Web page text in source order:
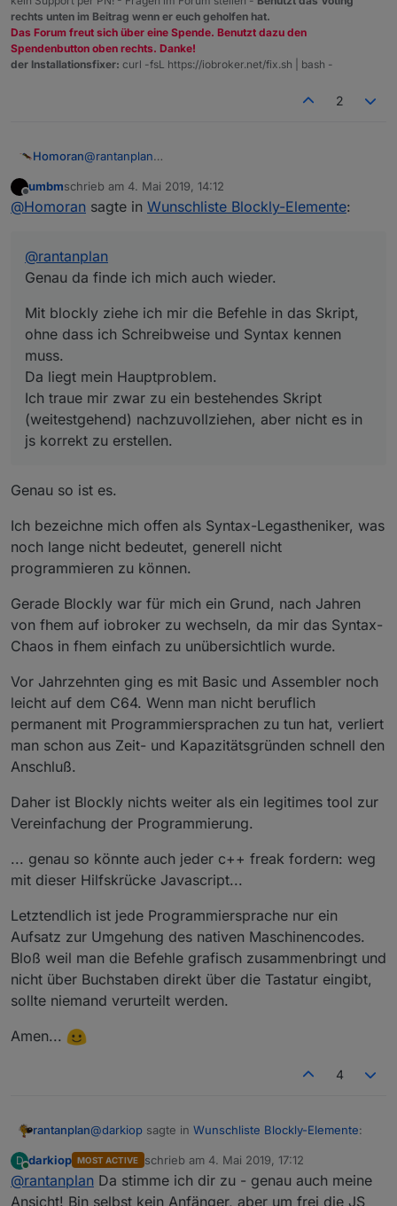
rechts unten im Beitrag wenn er euch geholfen hat.
Das Forum freut sich über eine Spende. Benutzt dazu den
Spendenbutton oben rechts. Danke!
der Installationsfixer: curl -fsL https://iobroker.net/fix.sh | bash -
2
Homoran@rantanplan
Mit blockly ziehe ich mir die Befehle in das Skript,
ohne dass ich Schreibweise und Syntax kennen
Ich traue mir zwar zu ein bestehendes Skript
(weitestgehend) nachzuvollziehen, aber nicht es in
Offline
umbmschrieb am 4. Mai 2019, 14:12
zuletzt editiert von
@Homoran sagte in Wunschliste Blockly-Elemente:
@rantanplan
Genau da finde ich mich auch wieder.
Mit blockly ziehe ich mir die Befehle in das Skript,
ohne dass ich Schreibweise und Syntax kennen
muss.
Da liegt mein Hauptproblem.
Ich traue mir zwar zu ein bestehendes Skript
(weitestgehend) nachzuvollziehen, aber nicht es in
js korrekt zu erstellen.
Genau so ist es.
Ich bezeichne mich offen als Syntax-Legastheniker, was
noch lange nicht bedeutet, generell nicht
programmieren zu können.
Gerade Blockly war für mich ein Grund, nach Jahren
von fhem auf iobroker zu wechseln, da mir das Syntax-
Chaos in fhem einfach zu unübersichtlich wurde.
Vor Jahrzehnten ging es mit Basic und Assembler noch
leicht auf dem C64. Wenn man nicht beruflich
permanent mit Programmiersprachen zu tun hat, verliert
man schon aus Zeit- und Kapazitätsgründen schnell den
Anschluß.
Daher ist Blockly nichts weiter als ein legitimes tool zur
Vereinfachung der Programmierung.
... genau so könnte auch jeder c++ freak fordern: weg
mit dieser Hilfskrücke Javascript...
Letztendlich ist jede Programmiersprache nur ein
Aufsatz zur Umgehung des nativen Maschinencodes.
Bloß weil man die Befehle grafisch zusammenbringt und
nicht über Buchstaben direkt über die Tastatur eingibt,
sollte niemand verurteilt werden.
Amen...
4
rantanplan@darkiop sagte in Wunschliste Blockly-Elemente:
Zum Thema von oben, Zielgruppe für Blockly:
Ja die Hauptzielgruppe ist sicher der
D
Online
darkiop MOST ACTIVE schrieb am 4. Mai 2019, 17:12
zuletzt editiert von
@rantanplan Da stimme ich dir zu - genau auch meine
Ansicht! Bin selbst kein Anfänger, aber um frei die JS